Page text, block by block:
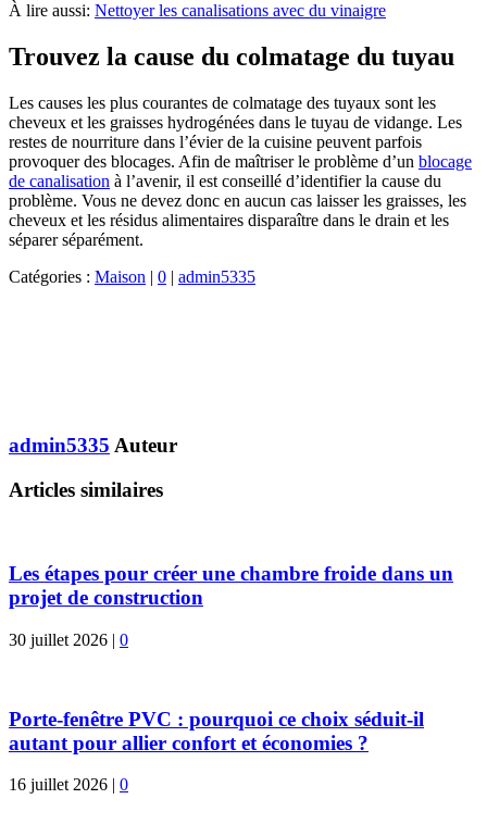
À lire aussi: Nettoyer les canalisations avec du vinaigre
Trouvez la cause du colmatage du tuyau
Les causes les plus courantes de colmatage des tuyaux sont les
cheveux et les graisses hydrogénées dans le tuyau de vidange. Les
restes de nourriture dans l’évier de la cuisine peuvent parfois
provoquer des blocages. Afin de maîtriser le problème d’un blocage
de canalisation à l’avenir, il est conseillé d’identifier la cause du
problème. Vous ne devez donc en aucun cas laisser les graisses, les
cheveux et les résidus alimentaires disparaître dans le drain et les
séparer séparément.
Catégories : Maison | 0 | admin5335
admin5335 Auteur
Articles similaires
Les étapes pour créer une chambre froide dans un
projet de construction
30 juillet 2026 | 0
Porte-fenêtre PVC : pourquoi ce choix séduit-il
autant pour allier confort et économies ?
16 juillet 2026 | 0